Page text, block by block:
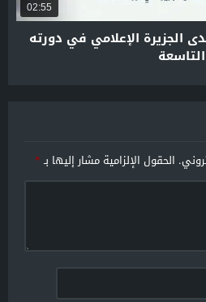
02:55
الجزيرة الإعلامي في دورته
التاسعة
الحقول الإلزامية مشار إليها بـ*